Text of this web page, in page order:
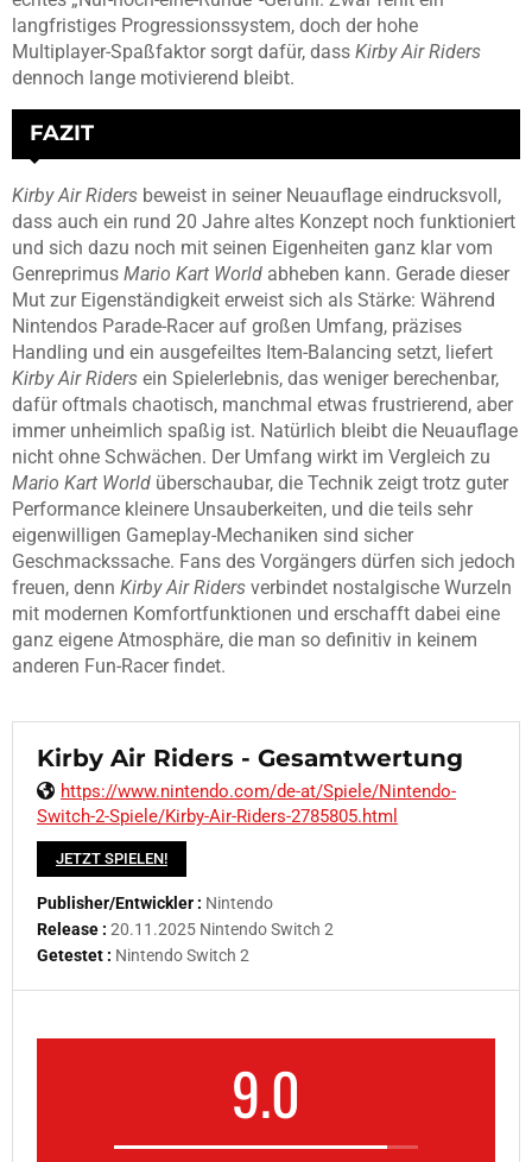
langfristiges Progressionssystem, doch der hohe
Multiplayer-Spaßfaktor sorgt dafür, dass Kirby Air Riders
dennoch lange motivierend bleibt.
FAZIT
Kirby Air Riders beweist in seiner Neuauflage eindrucksvoll,
dass auch ein rund 20 Jahre altes Konzept noch funktioniert
und sich dazu noch mit seinen Eigenheiten ganz klar vom
Genreprimus Mario Kart World abheben kann. Gerade dieser
Mut zur Eigenständigkeit erweist sich als Stärke: Während
Nintendos Parade-Racer auf großen Umfang, präzises
Handling und ein ausgefeiltes Item-Balancing setzt, liefert
Kirby Air Riders ein Spielerlebnis, das weniger berechenbar,
dafür oftmals chaotisch, manchmal etwas frustrierend, aber
immer unheimlich spaßig ist. Natürlich bleibt die Neuauflage
nicht ohne Schwächen. Der Umfang wirkt im Vergleich zu
Mario Kart World überschaubar, die Technik zeigt trotz guter
Performance kleinere Unsauberkeiten, und die teils sehr
eigenwilligen Gameplay-Mechaniken sind sicher
Geschmackssache. Fans des Vorgängers dürfen sich jedoch
freuen, denn Kirby Air Riders verbindet nostalgische Wurzeln
mit modernen Komfortfunktionen und erschafft dabei eine
ganz eigene Atmosphäre, die man so definitiv in keinem
anderen Fun-Racer findet.
Kirby Air Riders - Gesamtwertung
https://www.nintendo.com/de-at/Spiele/Nintendo-
Switch-2-Spiele/Kirby-Air-Riders-2785805.html
JETZT SPIELEN!
Publisher/Entwickler : Nintendo
Release : 20.11.2025 Nintendo Switch 2
Getestet : Nintendo Switch 2
9.0